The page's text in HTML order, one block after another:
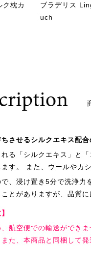
ク枕カ
ブラデリス
uch
させるシルクエキス配
る「シルクエキス」と
す。 また、ウールやカ
、浸け置き5分で洗浄力
とがありますが、品質に
航空便での輸送ができ
た、本商品と同梱して